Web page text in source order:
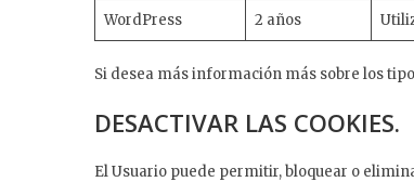
WordPress 2 años
Si desea más información más sobre los
DESACTIVAR LAS COOKIES.
El Usuario puede permitir, bloquear o